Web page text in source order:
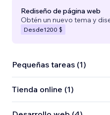
Rediseño de página web
Obtén un nuevo tema y
Desde1200 $
Pequeñas tareas (1)
Tienda online (1)